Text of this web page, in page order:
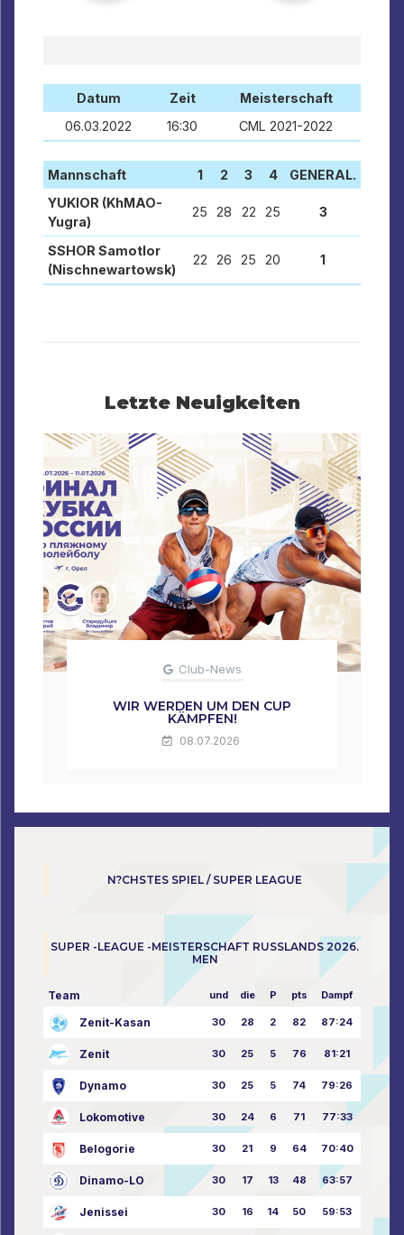
Datum Zeit
Meisterschaft
06.03.2022
16:30 CML 2021-2022
Mannschaft 1 2 3 4
GENERAL.
YUKIOR (KhMAO-
Yugra)
25 28 22 25 3
SSHOR Samotlor
(Nischnewartowsk)
22 26 25 20 1
Letzte Neuigkeiten
Club-News
WIR WERDEN UM DEN CUP
KÄMPFEN!
08.07.2026
N?CHSTES SPIEL / SUPER LEAGUE
SUPER -LEAGUE -MEISTERSCHAFT RUSSLANDS 2026.
MEN
Team und die P pts Dampf
Zenit-Kasan 30 28 2 82 87:24
Zenit 30 25 5 76 81:21
Dynamo 30 25 5 74 79:26
Lokomotive 30 24 6 71 77:33
Belogorie 30 21 9 64 70:40
Dinamo-LO 30 17 13 48 63:57
Jenissei 30 16 14 50 59:53